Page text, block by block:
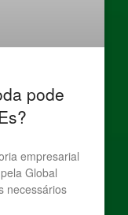
pode
empresarial
Global
necessários